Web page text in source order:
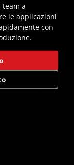
team a
le applicazioni
con